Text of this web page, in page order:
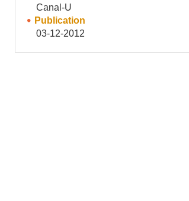
Canal-U
Publication
03-12-2012